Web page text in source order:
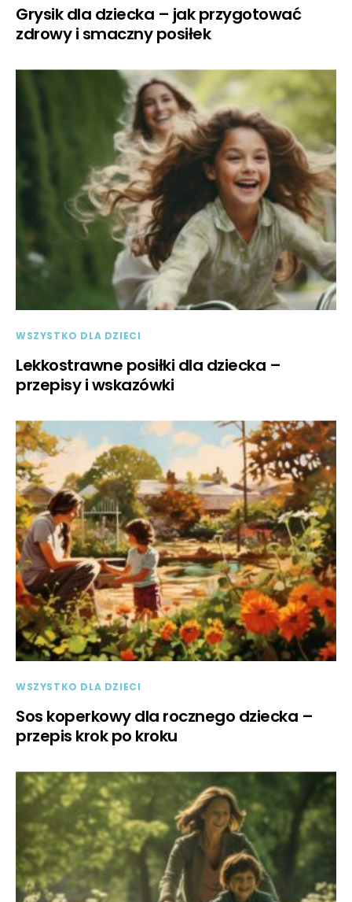
Grysik dla dziecka – jak przygotować
zdrowy i smaczny posiłek
WSZYSTKO DLA DZIECI
Lekkostrawne posiłki dla dziecka –
przepisy i wskazówki
WSZYSTKO DLA DZIECI
Sos koperkowy dla rocznego dziecka –
przepis krok po kroku